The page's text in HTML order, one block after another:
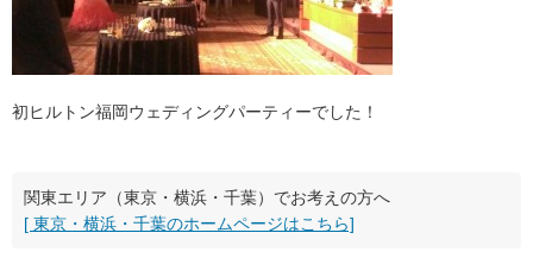
初ヒルトン福岡ウェディングパーティーでした！
関東エリア（東京・横浜・千葉）でお考えの方へ
[ 東京・横浜・千葉のホームページはこちら]